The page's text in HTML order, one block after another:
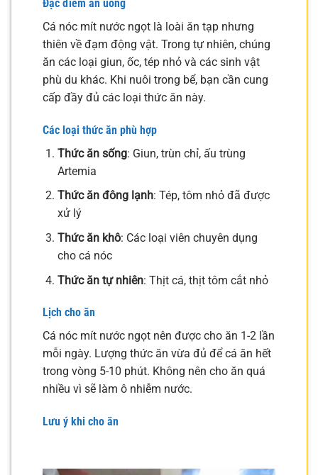
Đặc điểm ăn uống
Cá nóc mít nước ngọt là loài ăn tạp nhưng
thiên về đạm động vật. Trong tự nhiên, chúng
ăn các loại giun, ốc, tép nhỏ và các sinh vật
phù du khác. Khi nuôi trong bể, bạn cần cung
cấp đầy đủ các loại thức ăn này.
Các loại thức ăn phù hợp
Thức ăn sống: Giun, trùn chỉ, ấu trùng
Artemia
Thức ăn đông lạnh: Tép, tôm nhỏ đã được
xử lý
Thức ăn khô: Các loại viên chuyên dụng
cho cá nóc
Thức ăn tự nhiên: Thịt cá, thịt tôm cắt nhỏ
Lịch cho ăn
Cá nóc mít nước ngọt nên được cho ăn 1-2 lần
mỗi ngày. Lượng thức ăn vừa đủ để cá ăn hết
trong vòng 5-10 phút. Không nên cho ăn quá
nhiều vì sẽ làm ô nhiễm nước.
Lưu ý khi cho ăn